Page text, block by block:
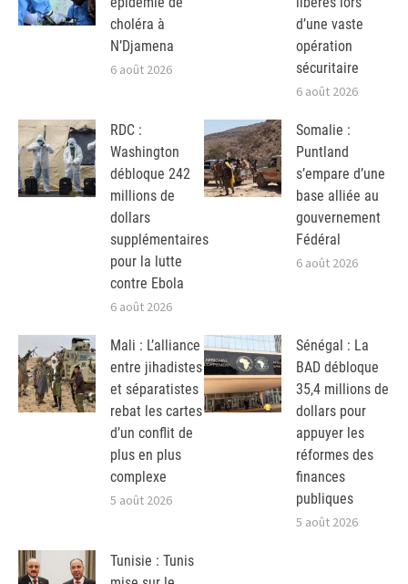
choléra à
N’Djamena
6 août 2026
d’une vaste
opération
sécuritaire
6 août 2026
RDC :
Washington
débloque 242
millions de
dollars
supplémentaires
pour la lutte
contre Ebola
6 août 2026
Somalie :
Puntland
s’empare d’une
base alliée au
gouvernement
Fédéral
6 août 2026
Mali : L’alliance
entre jihadistes
et séparatistes
rebat les cartes
d’un conflit de
plus en plus
complexe
5 août 2026
Sénégal : La
BAD débloque
35,4 millions de
dollars pour
appuyer les
réformes des
finances
publiques
5 août 2026
Tunisie : Tunis